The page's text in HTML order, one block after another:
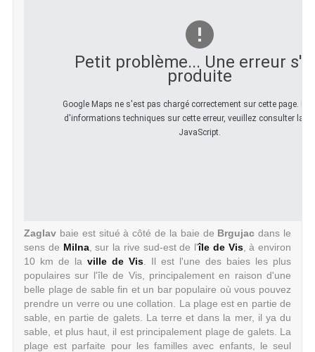
Petit problème... Une erreur
produite
Google Maps ne s'est pas chargé correctement sur cette page.
d'informations techniques sur cette erreur, veuillez consulter la
JavaScript.
Zaglav baie est situé à côté de la baie de Brgujacdans le
sens de Milna, sur la rive sud-est de l'île de Vis, à environ
10 km de la ville de Vis . Il est l'une des baies les plus
populaires sur l'île de Vis, principalement en raison d'une
belle plage de sable fin et un bar populaire où vous pouvez
prendre un verre ou une collation. La plage est en partie de
sable, en partie de galets. La terre et dans la mer, il ya du
sable, et plus haut, il est principalement plage de galets. La
plage est parfaite pour les familles avec enfants, le seul